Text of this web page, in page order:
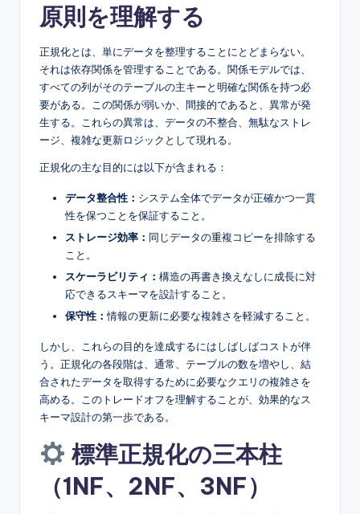
si
原則を理解する
正規化とは、単にデータを整理することにとどまらない。
それは依存関係を管理することである。関係モデルでは、
すべての列がそのテーブルの主キーと明確な関係を持つ必
要がある。この関係が弱いか、間接的であると、異常が発
生する。これらの異常は、データの不整合、無駄なストレ
ージ、複雑な更新ロジックとして現れる。
正規化の主な目的には以下が含まれる：
データ整合性： システム全体でデータが正確かつ一貫
性を保つことを保証すること。
ストレージ効率： 同じデータの重複コピーを排除する
こと。
スケーラビリティ： 構造の再書き換えなしに成長に対
応できるスキーマを設計すること。
保守性：情報の更新に必要な複雑さを軽減すること。
しかし、これらの目的を達成するにはしばしばコストが伴
う。正規化の各段階は、通常、テーブルの数を増やし、結
合されたデータを取得するために必要なクエリの複雑さを
高める。このトレードオフを理解することが、効果的なス
キーマ設計の第一歩である。
標準正規化の三本柱
（1NF、2NF、3NF）